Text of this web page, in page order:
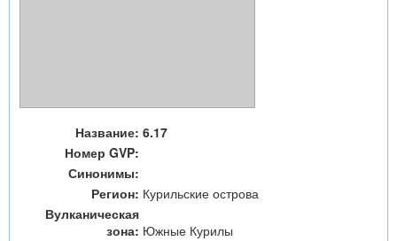
Название: 6.17
Номер GVP:
Синонимы:
Регион: Курильские острова
Вулканическая
зона: Южные Курилы